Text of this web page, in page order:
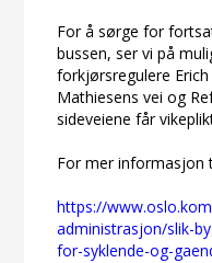
For å sørge for
bussen, ser vi på
forkjørsregulere
Mathiesens vei og
sideveiene får
For mer informasjon
https://
administrasjon/slik-
for-syklende-og-